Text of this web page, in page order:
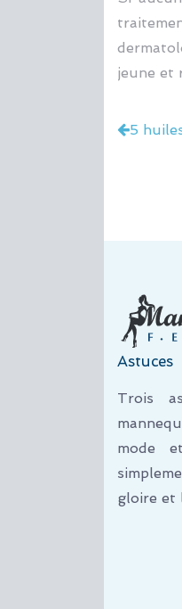
jeune et
5
Astuces
Trois
mode
gloire et